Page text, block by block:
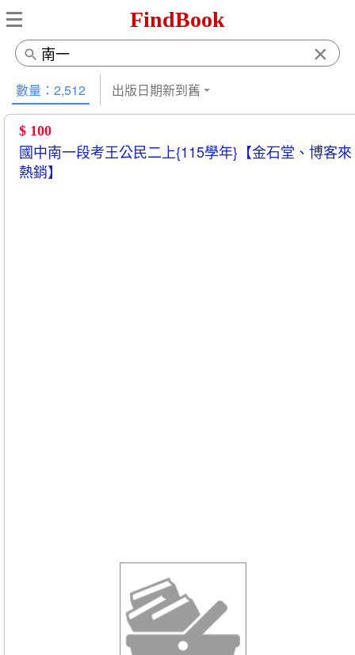
FindBook
×
數量：2,512 出版日期新到舊
$ 100
國中南一段考王公民二上{115學年}【金石堂、博客來
熱銷】